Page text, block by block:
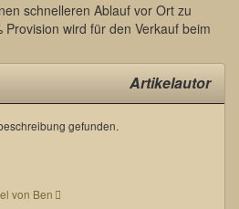
schnelleren Ablauf vor Ort zu
wird für den Verkauf beim
Artikelautor
gefunden.
von Ben